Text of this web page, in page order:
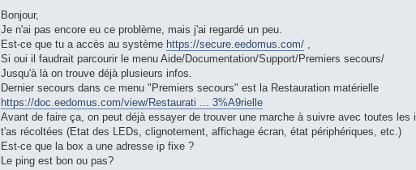
Bonjour,
Je n'ai pas encore eu ce problème, mais j'ai regardé un peu.
Est-ce que tu a accès au système https://secure.eedomus.com/ ,
Si oui il faudrait parcourir le menu Aide/Documentation/Support/Premiers secours/
Jusqu'à là on trouve déjà plusieurs infos.
Dernier secours dans ce menu "Premiers secours" est la Restauration matérielle
https://doc.eedomus.com/view/Restaurati ... 3%A9rielle
Avant de faire ça, on peut déjà essayer de trouver une marche à suivre avec toutes les
t'as récoltées (Etat des LEDs, clignotement, affichage écran, état périphériques, etc.)
Est-ce que la box a une adresse ip fixe ?
Le ping est bon ou pas?